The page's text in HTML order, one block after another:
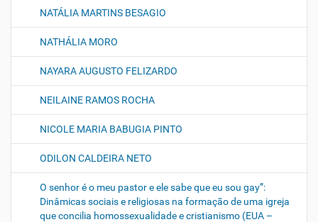
NATÁLIA MARTINS BESAGIO
NATHÁLIA MORO
NAYARA AUGUSTO FELIZARDO
NEILAINE RAMOS ROCHA
NICOLE MARIA BABUGIA PINTO
ODILON CALDEIRA NETO
O senhor é o meu pastor e ele sabe que eu sou gay”:
Dinâmicas sociais e religiosas na formação de uma igreja
que concilia homossexualidade e cristianismo (EUA –